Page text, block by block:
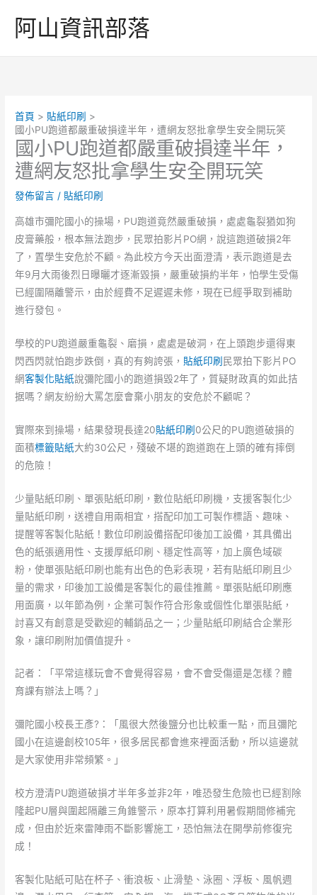
阿山資訊部落
首頁
貼紙印刷
國小PU跑道都嚴重破損達半年，遭網友怒批拿學生安全開玩笑
國小PU跑道都嚴重破損達半年，
遭網友怒批拿學生安全開玩笑
發佈留言 / 貼紙印刷
高雄市彌陀國小的操場，PU跑道竟然嚴重破損，處處龜裂猶如狗
皮膏藥般，根本無法跑步，民眾拍影片PO網，說這跑道破損2年
了，置學生安危於不顧。為此校方今天出面澄清，表示跑道是去
年9月大雨後烈日曝曬才逐漸毀損，嚴重破損約半年，怕學生受傷
已經圍隔離警示，由於經費不足遲遲未修，現在已經爭取到補助
進行發包。
學校的PU跑道嚴重龜裂、磨損，處處是破洞，在上頭跑步還得東
閃西閃就怕跑步跌倒，真的有夠誇張， 貼紙印刷 民眾拍下影片PO
網客製化貼紙說彌陀國小的跑道損毀2年了，質疑財政真的如此拮
据嗎？網友紛紛大罵怎麼會棄小朋友的安危於不顧呢？
實際來到操場，結果發現長達20貼紙印刷 0公尺的PU跑道破損的
面積標籤貼紙大約30公尺，殘破不堪的跑道跑在上頭的確有摔倒
的危險！
少量貼紙印刷、單張貼紙印刷，數位貼紙印刷機，支援客製化少
量貼紙印刷，送禮自用兩相宜，搭配印加工可製作標語、趣味、
提醒等客製化貼紙！數位印刷設備搭配印後加工設備，其具備出
色的紙張適用性、支援厚紙印刷、穩定性高等，加上廣色域碳
粉，使單張貼紙印刷也能有出色的色彩表現，若有貼紙印刷且少
量的需求，印後加工設備是客製化的最佳推薦。單張貼紙印刷應
用面廣，以年節為例，企業可製作符合形象或個性化單張貼紙，
討喜又有創意是受歡迎的輔銷品之一；少量貼紙印刷結合企業形
象，讓印刷附加價值提升。
記者：「平常這樣玩會不會覺得容易，會不會受傷還是怎樣？體
育課有辦法上嗎？」
彌陀國小校長王彥?：「風很大然後鹽分也比較重一點，而且彌陀
國小在這邊創校105年，很多居民都會進來裡面活動，所以這邊就
是大家使用非常頻繁。」
校方澄清PU跑道破損才半年多並非2年，唯恐發生危險也已經割除
隆起PU層與圍起隔離三角錐警示，原本打算利用暑假期間修補完
成，但由於近來雷陣雨不斷影響施工，恐怕無法在開學前修復完
成！
客製化貼紙可貼在杯子、衝浪板、止滑墊、泳圈、浮板、風帆週